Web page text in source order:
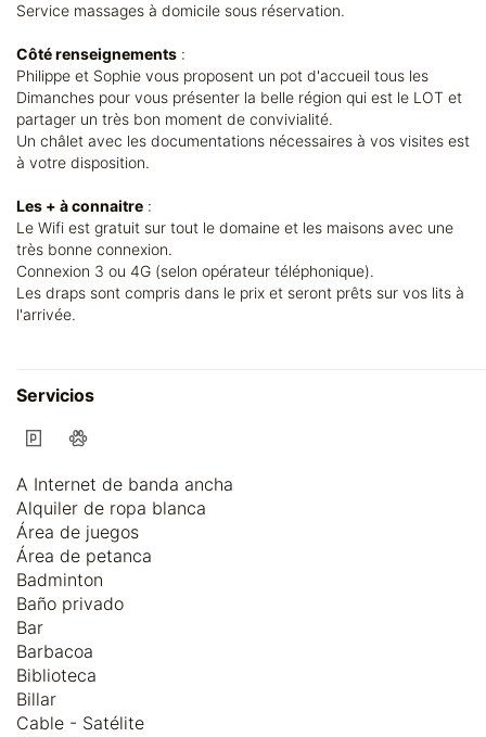
Service massages à domicile sous réservation.
Côté renseignements :
Philippe et Sophie vous proposent un pot d'accueil tous les
Dimanches pour vous présenter la belle région qui est le LOT et
partager un très bon moment de convivialité.
Un châlet avec les documentations nécessaires à vos visites est
à votre disposition.
Les + à connaitre :
Le Wifi est gratuit sur tout le domaine et les maisons avec une
très bonne connexion.
Connexion 3 ou 4G (selon opérateur téléphonique).
Les draps sont compris dans le prix et seront prêts sur vos lits à
l'arrivée.
Servicios
A Internet de banda ancha
Alquiler de ropa blanca
Área de juegos
Área de petanca
Badminton
Baño privado
Bar
Barbacoa
Biblioteca
Billar
Cable - Satélite